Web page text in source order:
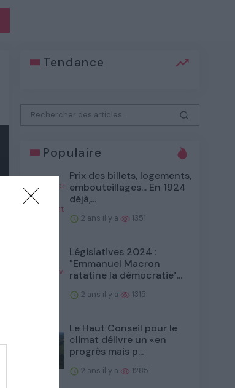
Tendance
Populaire
Prix des billets, logements,
embouteillages... En 1924
déjà,...
2 ans il y a 1351
Législatives 2024 :
"Emmanuel Macron
ratatine la démocratie"...
2 ans il y a 1315
Le Haut Conseil pour le
climat délivre un «en
progrès mais p...
2 ans il y a 1285